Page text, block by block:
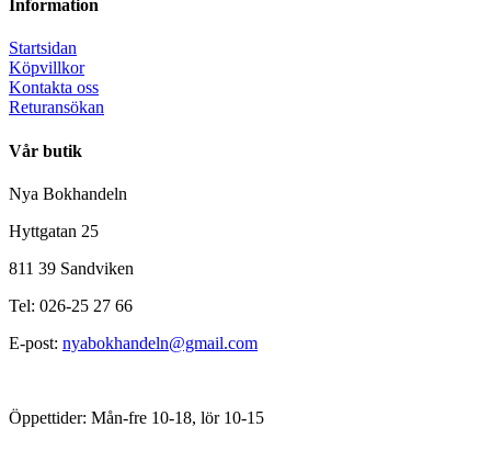
Information
Startsidan
Köpvillkor
Kontakta oss
Returansökan
Vår butik
Nya Bokhandeln
Hyttgatan 25
811 39 Sandviken
Tel: 026-25 27 66
E-post: nyabokhandeln@gmail.com
Öppettider: Mån-fre 10-18, lör 10-15